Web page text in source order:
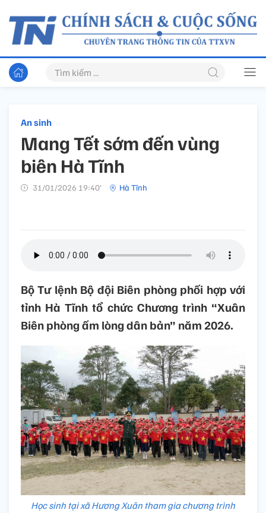
An sinh
Mang Tết sớm đến vùng
biên Hà Tĩnh
31/01/2026 19:40’ Hà Tĩnh
Bộ Tư lệnh Bộ đội Biên phòng phối hợp với
tỉnh Hà Tĩnh tổ chức Chương trình “Xuân
Biên phòng ấm lòng dân bản” năm 2026.
Học sinh tại xã Hương Xuân tham gia chương trình